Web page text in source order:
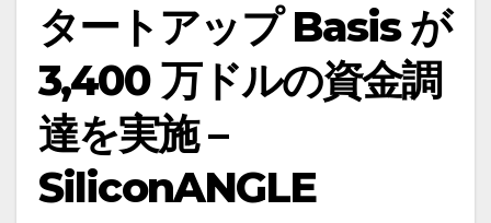
タートアップ Basis が
3,400 万ドルの資金調
達を実施 –
SiliconANGLE